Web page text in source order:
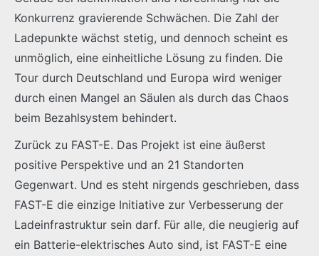
Konkurrenz gravierende Schwächen. Die Zahl der
Ladepunkte wächst stetig, und dennoch scheint es
unmöglich, eine einheitliche Lösung zu finden. Die
Tour durch Deutschland und Europa wird weniger
durch einen Mangel an Säulen als durch das Chaos
beim Bezahlsystem behindert.
Zurück zu FAST-E. Das Projekt ist eine äußerst
positive Perspektive und an 21 Standorten
Gegenwart. Und es steht nirgends geschrieben, dass
FAST-E die einzige Initiative zur Verbesserung der
Ladeinfrastruktur sein darf. Für alle, die neugierig auf
ein Batterie-elektrisches Auto sind, ist FAST-E eine